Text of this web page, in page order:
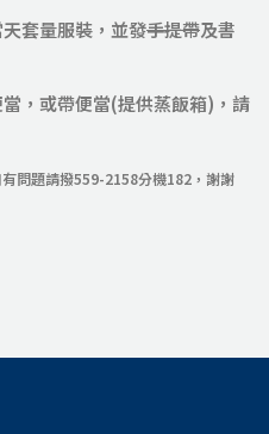
套量服裝，並發手提帶及書
，或帶便當(提供蒸飯箱)，請
問題請撥559-2158分機182，謝謝